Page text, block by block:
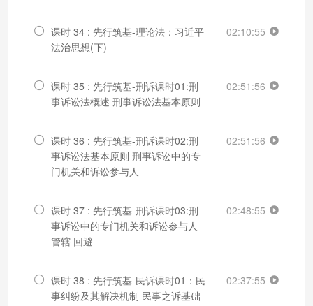
课时 34 : 先行筑基-理论法：习近平
法治思想(下)
02:10:55
课时 35 : 先行筑基-刑诉课时01:刑
事诉讼法概述 刑事诉讼法基本原则
02:51:56
课时 36 : 先行筑基-刑诉课时02:刑
事诉讼法基本原则 刑事诉讼中的专
门机关和诉讼参与人
02:51:56
课时 37 : 先行筑基-刑诉课时03:刑
事诉讼中的专门机关和诉讼参与人
管辖 回避
02:48:55
课时 38 : 先行筑基-民诉课时01：民
事纠纷及其解决机制 民事之诉基础
02:37:55